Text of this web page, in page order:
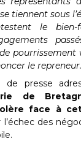
tiennent sous
le
pourrissement
le repreneur.
de presse
de
face à
des